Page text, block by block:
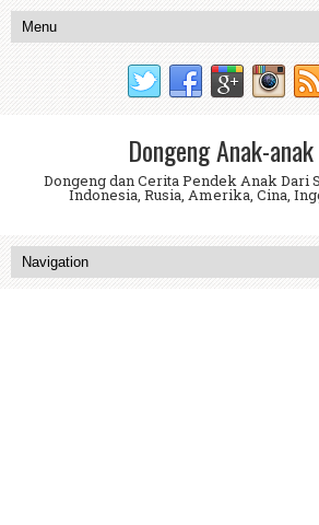
Dongeng Anak-
Dongeng dan Cerita Pendek Anak Dari
Indonesia, Rusia, Amerika, Cina,